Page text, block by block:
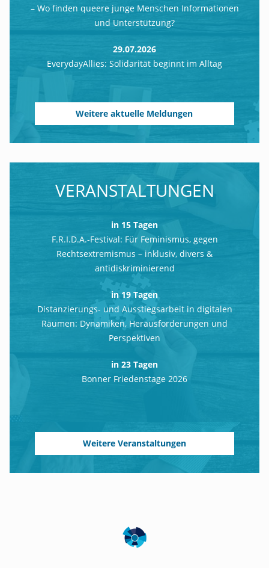
– Wo finden queere junge Menschen Informationen
und Unterstützung?
29.07.2026
EverydayAllies: Solidarität beginnt im Alltag
Weitere aktuelle Meldungen
VERANSTALTUNGEN
in 15 Tagen
F.R.I.D.A.-Festival: Für Feminismus, gegen
Rechtsextremismus – inklusiv, divers &
antidiskriminierend
in 19 Tagen
Distanzierungs- und Ausstiegsarbeit in digitalen
Räumen: Dynamiken, Herausforderungen und
Perspektiven
in 23 Tagen
Bonner Friedenstage 2026
Weitere Veranstaltungen